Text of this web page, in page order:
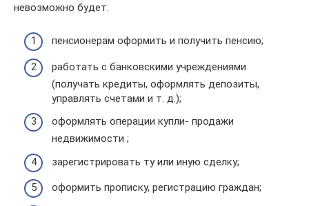
невозможно будет:
пенсионерам оформить и получить пенсию;
работать с банковскими учреждениями
(получать кредиты, оформлять депозиты,
управлять счетами и т. д.);
оформлять операции купли- продажи
недвижимости ;
зарегистрировать ту или иную сделку;
оформить прописку, регистрацию граждан;